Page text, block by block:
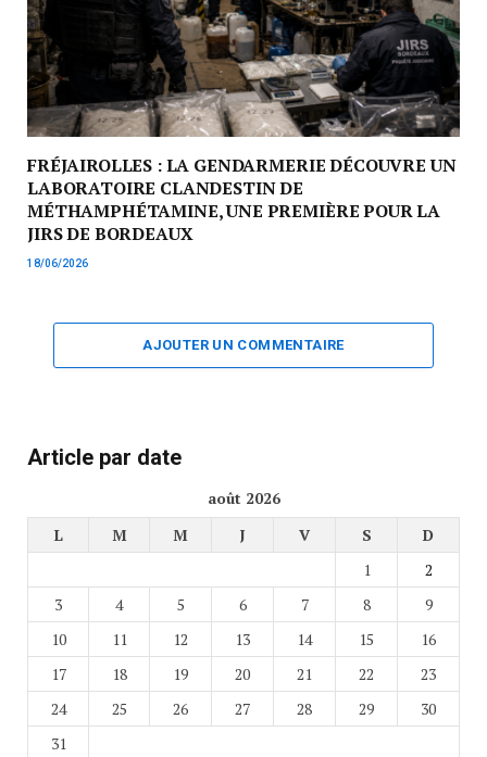
FRÉJAIROLLES : LA GENDARMERIE DÉCOUVRE UN
LABORATOIRE CLANDESTIN DE
MÉTHAMPHÉTAMINE, UNE PREMIÈRE POUR LA
JIRS DE BORDEAUX
18/06/2026
AJOUTER UN COMMENTAIRE
Article par date
août 2026
L
M M J V S
D
1
2
3
4 5 6 7 8
9
10
11 12 13 14 15
16
17
18 19 20 21 22
23
24
25 26 27 28 29
30
31